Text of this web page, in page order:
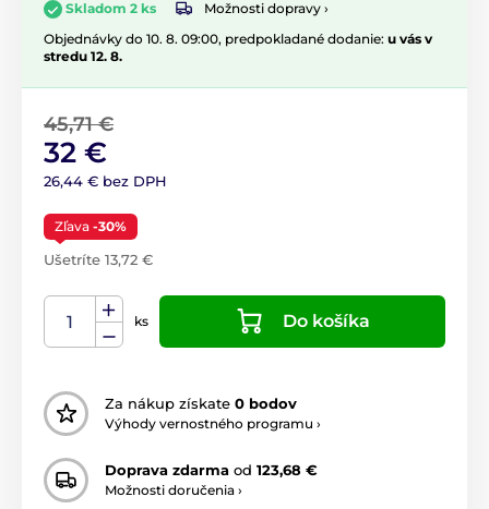
Skladom 2 ks
Možnosti dopravy ›
Objednávky do 10. 8. 09:00, predpokladané dodanie: u vás v
stredu 12. 8.
45,71 €
32 €
26,44 € bez DPH
Zľava -30%
Ušetríte 13,72 €
ks Do košíka
Za nákup získate 0 bodov
Výhody vernostného programu ›
Doprava zdarma od 123,68 €
Možnosti doručenia ›